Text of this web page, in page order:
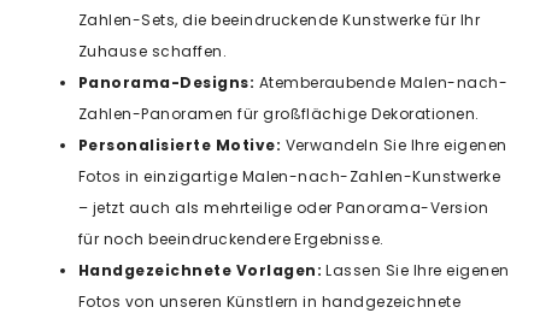
Zahlen-Sets, die beeindruckende Kunstwerke für Ihr
Zuhause schaffen.
Panorama-Designs: Atemberaubende Malen-nach-
Zahlen-Panoramen für großflächige Dekorationen.
Personalisierte Motive: Verwandeln Sie Ihre eigenen
Fotos in einzigartige Malen-nach-Zahlen-Kunstwerke
– jetzt auch als mehrteilige oder Panorama-Version
für noch beeindruckendere Ergebnisse.
Handgezeichnete Vorlagen: Lassen Sie Ihre eigenen
Fotos von unseren Künstlern in handgezeichnete